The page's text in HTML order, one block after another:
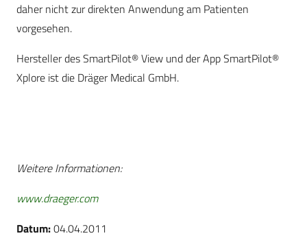
daher nicht zur direkten Anwendung am Patienten
vorgesehen.
Hersteller des SmartPilot® View und der App SmartPilot®
Xplore ist die Dräger Medical GmbH.
Weitere Informationen:
www.draeger.com
Datum:04.04.2011